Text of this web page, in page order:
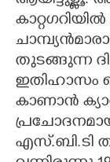
തുടങ്ങുന്ന
ഇതിഹാസം
കാണാൻ
എസ്.ബി.ടി